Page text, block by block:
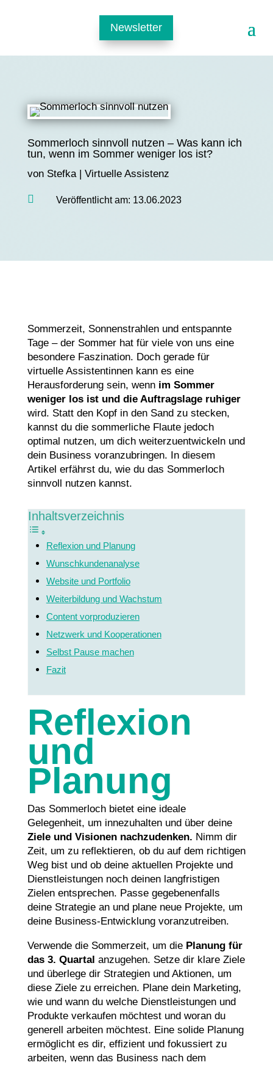
Newsletter
Sommerloch sinnvoll nutzen – Was kann ich
tun, wenn im Sommer weniger los ist?
von Stefka| Virtuelle Assistenz
 Veröffentlicht am: 13.06.2023
Sommerzeit, Sonnenstrahlen und entspannte
Tage – der Sommer hat für viele von uns eine
besondere Faszination. Doch gerade für
virtuelle Assistentinnen kann es eine
Herausforderung sein, wenn im Sommer
weniger los ist und die Auftragslage ruhiger
wird. Statt den Kopf in den Sand zu stecken,
kannst du die sommerliche Flaute jedoch
optimal nutzen, um dich weiterzuentwickeln und
dein Business voranzubringen. In diesem
Artikel erfährst du, wie du das Sommerloch
sinnvoll nutzen kannst.
Inhaltsverzeichnis
Reflexion und Planung
Wunschkundenanalyse
Website und Portfolio
Weiterbildung und Wachstum
Content vorproduzieren
Netzwerk und Kooperationen
Selbst Pause machen
Fazit
Reflexion
und
Planung
Das Sommerloch bietet eine ideale
Gelegenheit, um innezuhalten und über deine
Ziele und Visionen nachzudenken. Nimm dir
Zeit, um zu reflektieren, ob du auf dem richtigen
Weg bist und ob deine aktuellen Projekte und
Dienstleistungen noch deinen langfristigen
Zielen entsprechen. Passe gegebenenfalls
deine Strategie an und plane neue Projekte, um
deine Business-Entwicklung voranzutreiben.
Verwende die Sommerzeit, um die Planung für
das 3. Quartal anzugehen. Setze dir klare Ziele
und überlege dir Strategien und Aktionen, um
diese Ziele zu erreichen. Plane dein Marketing,
wie und wann du welche Dienstleistungen und
Produkte verkaufen möchtest und woran du
generell arbeiten möchtest. Eine solide Planung
ermöglicht es dir, effizient und fokussiert zu
arbeiten, wenn das Business nach dem